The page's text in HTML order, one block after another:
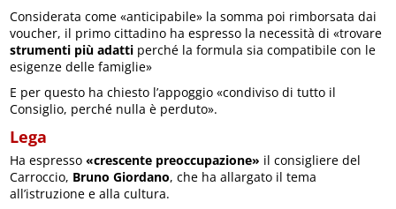
Considerata come «anticipabile» la somma poi rimborsata dai
voucher, il primo cittadino ha espresso la necessità di «trovare
strumenti più adatti perché la formula sia compatibile con le
esigenze delle famiglie»
E per questo ha chiesto l’appoggio «condiviso di tutto il
Consiglio, perché nulla è perduto».
Lega
Ha espresso«crescente preoccupazione» il consigliere del
Carroccio, Bruno Giordano, che ha allargato il tema
all’istruzione e alla cultura.